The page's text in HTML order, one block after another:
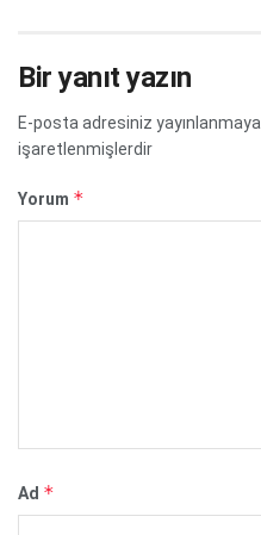
Bir yanıt yazın
E-posta adresiniz
işaretlenmişlerdir
Yorum *
Ad *